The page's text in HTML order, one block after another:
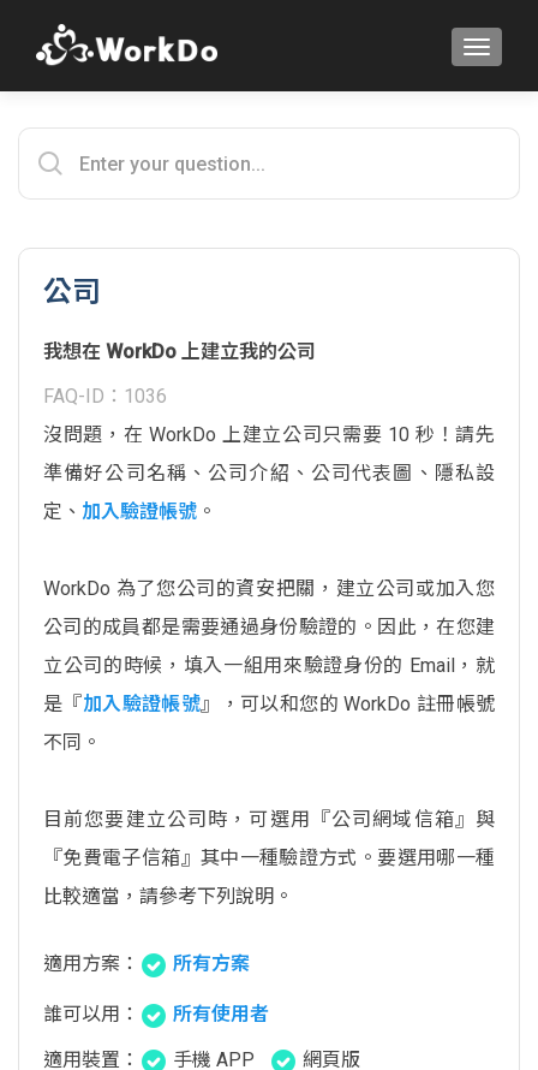
公司
我想在 WorkDo 上建立我的公司
FAQ-ID：1036
沒問題，在 WorkDo 上建立公司只需要 10 秒！請先
準備好公司名稱、公司介紹、公司代表圖、隱私設
定、 加入驗證帳號 。
WorkDo 為了您公司的資安把關，建立公司或加入您
公司的成員都是需要通過身份驗證的。因此，在您建
立公司的時候，填入一組用來驗證身份的 Email，就
是『加入驗證帳號』，可以和您的 WorkDo 註冊帳號
不同。
目前您要建立公司時，可選用『公司網域信箱』與
『免費電子信箱』其中一種驗證方式。要選用哪一種
比較適當，請參考下列說明。
適用方案： 所有方案
誰可以用：
所有使用者
適用裝置：
手機 APP 網頁版